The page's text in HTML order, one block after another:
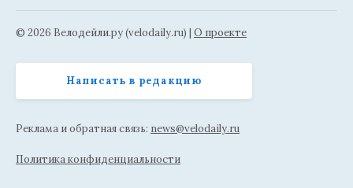
© 2026 Велодейли.ру (velodaily.ru) | О проекте
Написать в редакцию
Реклама и обратная связь: news@velodaily.ru
Политика конфиденциальности